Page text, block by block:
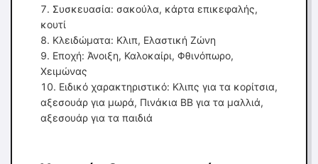
Συσκευασία: σακούλα, κάρτα επικεφαλής,
κουτί
Κλειδώματα: Κλιπ, Ελαστική Ζώνη
Εποχή: Άνοιξη, Καλοκαίρι, Φθινόπωρο,
Χειμώνας
Ειδικό χαρακτηριστικό: Κλιπς για τα κορίτσια,
αξεσουάρ για μωρά, Πινάκια BB για τα μαλλιά,
αξεσουάρ για τα παιδιά